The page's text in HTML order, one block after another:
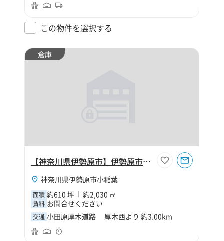
この物件を選択する
倉庫
【神奈川県伊勢原市】伊勢原市小稲葉620坪倉庫
神奈川県伊勢原市小稲葉
面積 約610 坪 約2,030 ㎡
賃料 お問合せください
交通 小田原厚木道路 厚木西より 約3.00km